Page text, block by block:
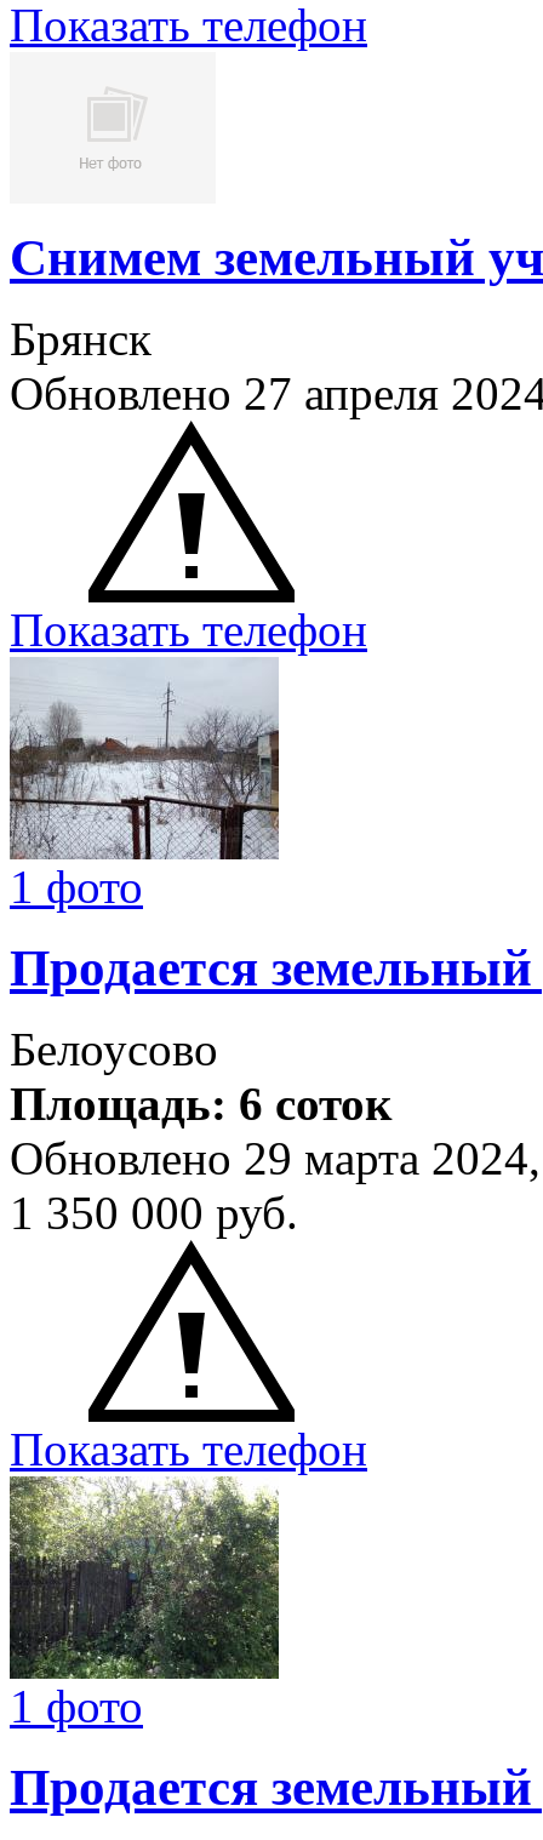
Показать телефон
Снимем земельный
Брянск
Обновлено 27 апреля
Показать телефон
1 фото
Продается земельный
Белоусово
Площадь: 6 соток
Обновлено 29 марта
1 350 000 руб.
Показать телефон
1 фото
Продается земельный